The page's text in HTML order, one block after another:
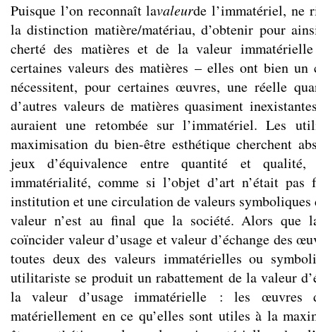
Puisque l’on reconnaît lavaleurde l’immatériel, ne
la distinction matière/matériau, d’obtenir pour
cherté des matières et de la valeur
certaines valeurs des matières – elles ont bien
nécessitent, pour certaines œuvres, une réelle
d’autres valeurs de matières quasiment
auraient une retombée sur l’immatériel. Les
maximisation du bien-être esthétique cherchent
jeux d’équivalence entre quantité et
immatérialité, comme si l’objet d’art n’était pas
institution et une circulation de valeurs symboliques
valeur n’est au final que la société. Alors que
coïncider valeur d’usage et valeur d’échange des
toutes deux des valeurs immatérielles ou
utilitariste se produit un rabattement de la valeur
la valeur d’usage immatérielle : les œuvres
matériellement en ce qu’elles sont utiles à la